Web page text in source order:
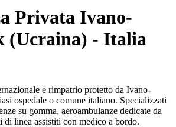
Privata Ivano-
(Ucraina) - Italia
e rimpatrio protetto da Ivano-
ospedale o comune italiano. Specializzati
su gomma, aeroambulanze dedicate da
di linea assistiti con medico a bordo.